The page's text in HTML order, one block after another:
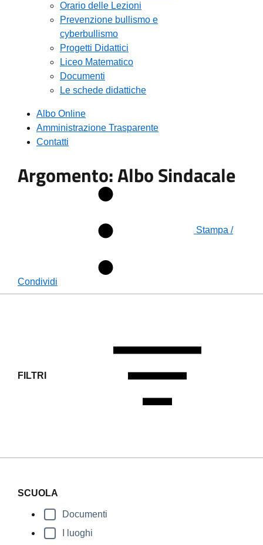
Orario delle Lezioni
Prevenzione bullismo e
cyberbullismo
Progetti Didattici
Liceo Matematico
Documenti
Le schede didattiche
Albo Online
Amministrazione Trasparente
Contatti
Argomento: Albo Sindacale
Stampa /
Condividi
FILTRI
SCUOLA
Documenti
I luoghi